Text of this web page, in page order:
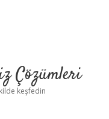
Çözümleri
keşfedin